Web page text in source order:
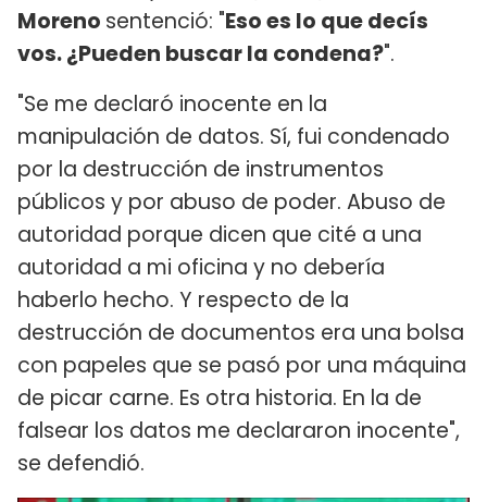
Moreno sentenció: "Eso es lo que decís
vos. ¿Pueden buscar la condena?".
"Se me declaró inocente en la
manipulación de datos. Sí, fui condenado
por la destrucción de instrumentos
públicos y por abuso de poder. Abuso de
autoridad porque dicen que cité a una
autoridad a mi oficina y no debería
haberlo hecho. Y respecto de la
destrucción de documentos era una bolsa
con papeles que se pasó por una máquina
de picar carne. Es otra historia. En la de
falsear los datos me declararon inocente",
se defendió.